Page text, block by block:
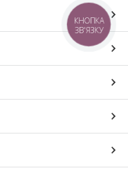
КНОПКА
ЗВ'ЯЗКУ